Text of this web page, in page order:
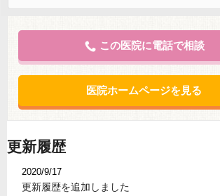
この医院に電話で相談
医院ホームページを見る
更新履歴
2020/9/17
更新履歴を追加しました